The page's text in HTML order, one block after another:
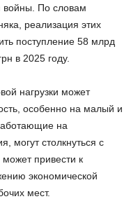
войны. По словам
реализация этих
поступление 58 млрд
в 2025 году.
нагрузки может
особенно на малый и
на
могут столкнуться с
может привести к
экономической
мест.